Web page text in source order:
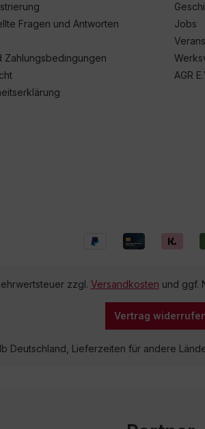
Fragen und Antworten
Zahlungsbedingungen
Jobs
AGR
zzgl. Versandkosten und ggf.
Vertrag
Deutschland, Lieferzeiten für andere